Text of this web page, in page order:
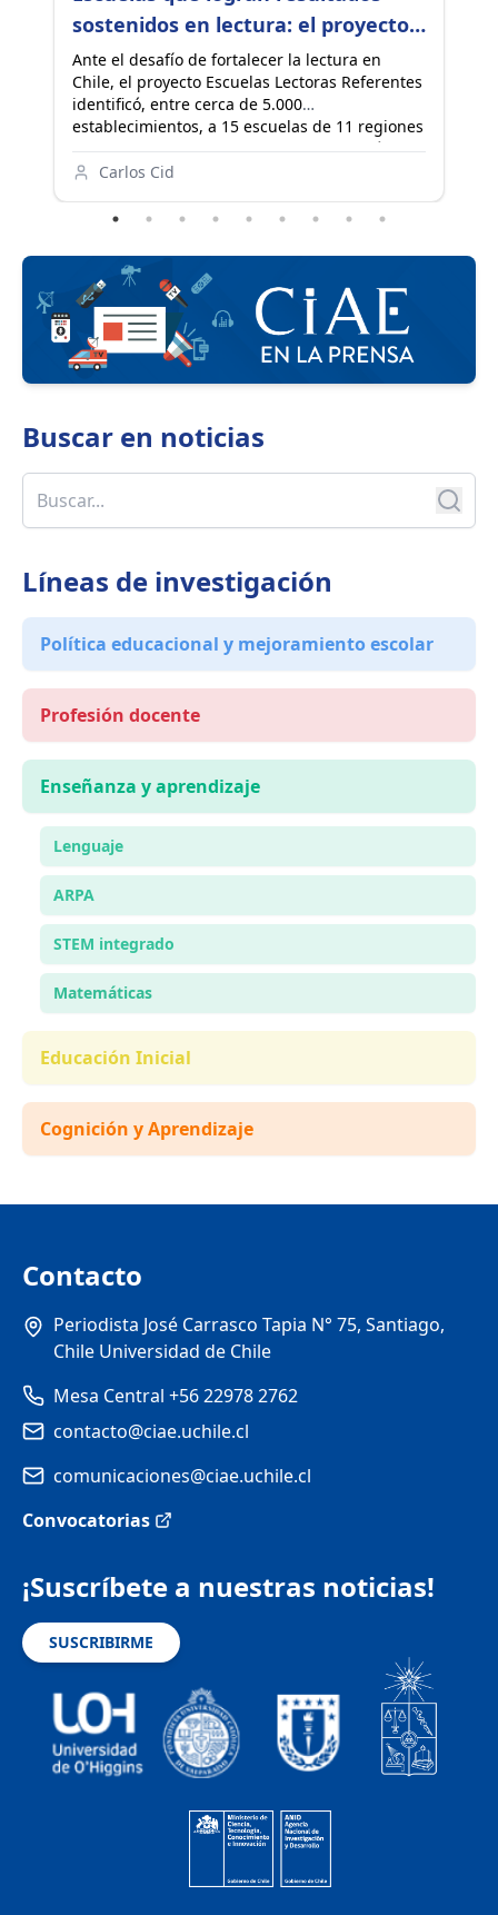
sostenidos en lectura: el proyecto
que busca llevar sus aprendizajes a
todo Chile
Ante el desafío de fortalecer la lectura en
Chile, el proyecto Escuelas Lectoras Referentes
identificó, entre cerca de 5.000
establecimientos, a 15 escuelas de 11 regiones
con resultados sostenidos en comprensión
lectora. La iniciativa, impulsada por CIAE de la
MISTRALL y la red Por un Chile que Lee,
experiencias en conocimiento, evidencia y
herramientas que fortalezcan la enseñanza de
la lectura en el país.
Carlos Cid
Buscar en noticias
Líneas de investigación
Política educacional y mejoramiento escolar
Profesión docente
Enseñanza y aprendizaje
Lenguaje
ARPA
STEM integrado
Matemáticas
Educación Inicial
Cognición y Aprendizaje
Contacto
Periodista José Carrasco Tapia N° 75, Santiago,
Chile Universidad de Chile
Mesa Central +56 22978 2762
contacto@ciae.uchile.cl
comunicaciones@ciae.uchile.cl
Convocatorias
¡Suscríbete a nuestras noticias!
SUSCRIBIRME